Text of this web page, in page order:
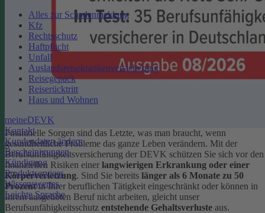
Alles zur Schadenmeldung
Kfz
Rechtsschutz
Haftpflicht
Unfall
Auslandsreisekrankenversicherung
Reisegepäck
Reiserücktritt
Haus und Wohnen
meineDEVK
Kontakt
Kundendaten ändern
Bescheinigungen
Kündigung
Produktservices
Wissenswertes
Leichte Sprache
Finanzielle Sorgen sind das Letzte, was man braucht, wenn
gesundheitliche Probleme das ganze Leben verändern. Mit der
Berufsunfähigkeitsversicherung der DEVK schützen Sie sich vor den
finanziellen Risiken einer langwierigen Erkrankung oder einer
Körperverletzung. Sind Sie bereits länger als 6 Monate zu 50
Prozentin Ihrer beruflichen Tätigkeit eingeschränkt oder können in
Ihrem ausgeübten Beruf nicht arbeiten, gleicht unser
Berufsunfähigkeitsschutz entstehende Gehaltsverluste aus.